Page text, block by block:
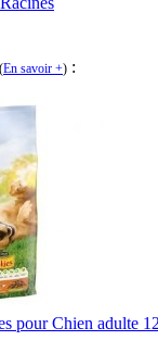
(En savoir +) :
pour Chien adulte